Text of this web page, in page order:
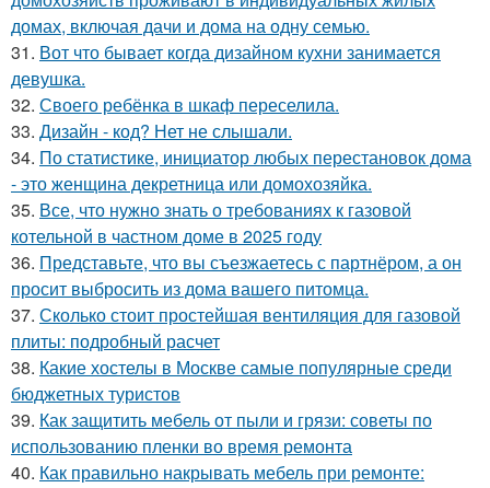
домах, включая дачи и дома на одну семью.
31. Вот что бывает когда дизайном кухни занимается
девушка.
32. Своего ребёнка в шкаф переселила.
33. Дизайн - код? Нет не слышали.
34. По статистике, инициатор любых перестановок дома
- это женщина декретница или домохозяйка.
35. Все, что нужно знать о требованиях к газовой
котельной в частном доме в 2025 году
36. Представьте, что вы съезжаетесь с партнёром, а он
просит выбросить из дома вашего питомца.
37. Сколько стоит простейшая вентиляция для газовой
плиты: подробный расчет
38. Какие хостелы в Москве самые популярные среди
бюджетных туристов
39. Как защитить мебель от пыли и грязи: советы по
использованию пленки во время ремонта
40. Как правильно накрывать мебель при ремонте: